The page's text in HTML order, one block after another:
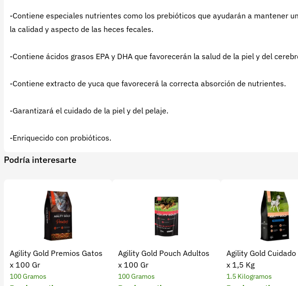
-Contiene especiales nutrientes como los prebióticos que ayudarán a mantener
la calidad y aspecto de las heces fecales.
-Contiene ácidos grasos EPA y DHA que favorecerán la salud de la piel y del
-Contiene extracto de yuca que favorecerá la correcta absorción de nutrientes.
-Garantizará el cuidado de la piel y del pelaje.
-Enriquecido con probióticos.
Podría interesarte
Agility Gold Premios Gatos
x 100 Gr
100 Gramos
Agility Gold Pouch Adultos
x 100 Gr
100 Gramos
Agility Gold Cuidado
x 1,5 Kg
1.5 Kilogramos